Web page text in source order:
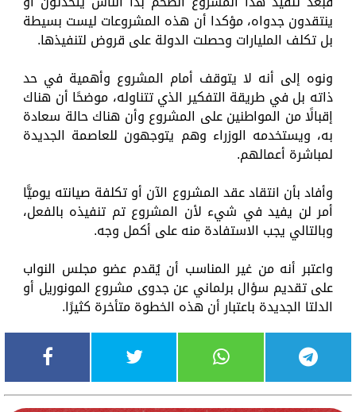
ينتقدون جدواه، مؤكدا أن هذه المشروعات ليست بسيطة
بل تكلف المليارات وحصلت الدولة على قروض لتنفيذها.
ونوه إلى أنه لا يتوقف أمام المشروع وأهمية في حد
ذاته بل في طريقة التفكير الذي تتناوله، موضحًا أن هناك
إقبالًا من المواطنين على المشروع وأن هناك حالة سعادة
به، ويستخدمه الوزراء وهم يتوجهون للعاصمة الجديدة
لمباشرة أعمالهم.
وأفاد بأن انتقاد عقد المشروع الآن أو تكلفة صيانته يوميًّا
أمر لن يفيد في شيء لأن المشروع تم تنفيذه بالفعل،
وبالتالي يجب الاستفادة منه على أكمل وجه.
واعتبر أنه من غير المناسب أن يُقدم عضو مجلس النواب
على تقديم سؤال برلماني عن جدوى مشروع المونوريل أو
الدلتا الجديدة باعتبار أن هذه الخطوة متأخرة كثيرًا.